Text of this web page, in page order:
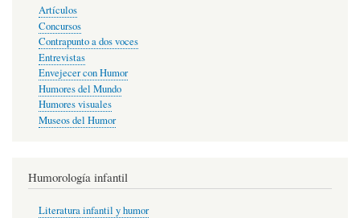
Artículos
Concursos
Contrapunto a dos voces
Entrevistas
Envejecer con Humor
Humores del Mundo
Humores visuales
Museos del Humor
Humorología infantil
Literatura infantil y humor